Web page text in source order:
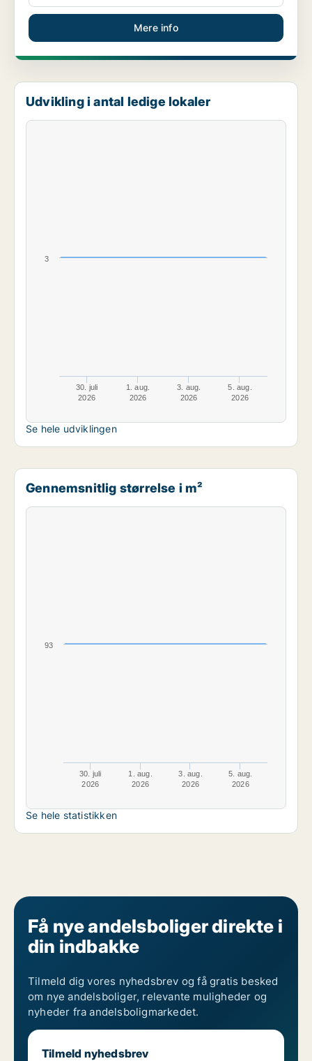
Mere info
Udvikling i antal ledige lokaler
30. juli
2026
1. aug.
2026
3. aug.
2026
5. aug.
2026
3
Se hele udviklingen
Gennemsnitlig størrelse i m²
30. juli
2026
1. aug.
2026
3. aug.
2026
5. aug.
2026
93
Se hele statistikken
Få nye andelsboliger direkte i
din indbakke
Tilmeld dig vores nyhedsbrev og få gratis besked
om nye andelsboliger, relevante muligheder og
nyheder fra andelsboligmarkedet.
Tilmeld nyhedsbrev